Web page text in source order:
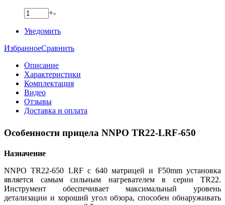
+-
Уведомить
ИзбранноеСравнить
Описание
Характеристики
Комплектация
Видео
Отзывы
Доставка и оплата
Особенности прицела NNPO TR22-LRF-650
Назначение
NNPO TR22-650 LRF с 640 матрицей и F50mm установка
является самым сильным нагревателем в серии TR22.
Инструмент обеспечивает максимальный уровень
детализации и хороший угол обзора, способен обнаруживать